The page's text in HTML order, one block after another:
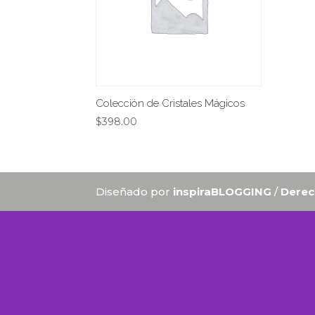
Colección de Cristales Mágicos
$398.00
Diseñado por inspiraBLOGGING /